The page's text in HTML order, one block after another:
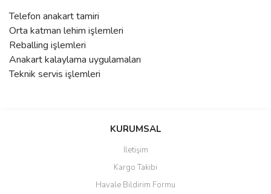
Telefon anakart tamiri
Orta katman lehim işlemleri
Reballing işlemleri
Anakart kalaylama uygulamaları
Teknik servis işlemleri
Bu ürüne ilk yorumu siz yapın!
Ürün resmi kalitesiz, bozuk veya görüntülenemiyor.
Ürün açıklamasında eksik bilgiler bulunuyor.
KURUMSAL
İletişim
Kargo Takibi
Havale Bildirim Formu